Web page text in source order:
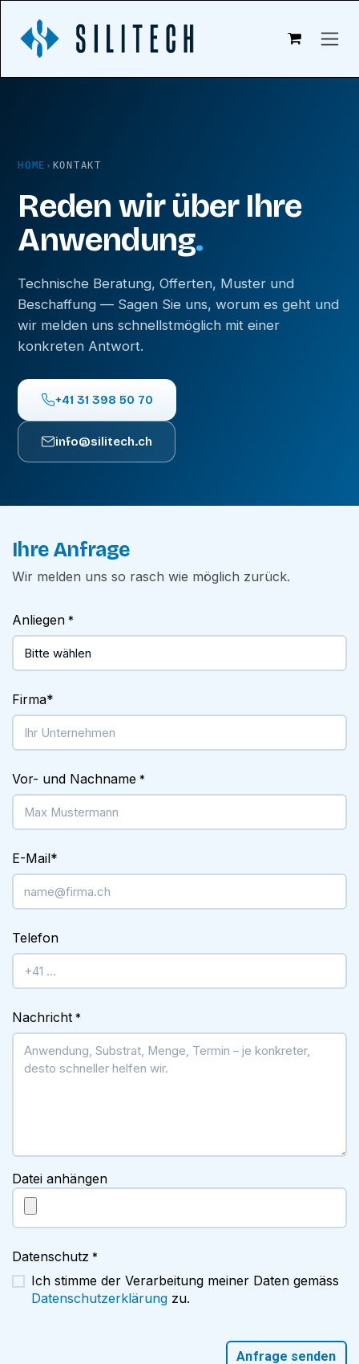
HOME › KONTAKT
Reden wir über Ihre
Anwendung.
Technische Beratung, Offerten, Muster und
Beschaffung — Sagen Sie uns, worum es geht und
wir melden uns schnellstmöglich mit einer
konkreten Antwort.
+41 31 398 50 70
info@silitech.ch
Ihre Anfrage
Wir melden uns so rasch wie möglich zurück.
Anliegen *
Firma*
Vor- und Nachname *
E-Mail*
Telefon
Nachricht *
Datei anhängen
Datenschutz *
Ich stimme der Verarbeitung meiner Daten gemäss
Datenschutzerklärung zu.
Anfrage senden